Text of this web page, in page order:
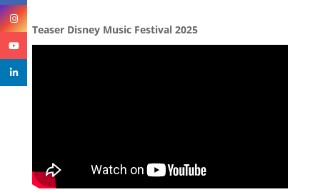
Teaser Disney Music Festival 2025